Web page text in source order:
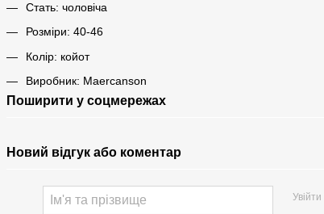
Стать: чоловіча
Розміри: 40-46
Колір: койот
Виробник: Maercanson
Поширити у соцмережах
Новий відгук або коментар